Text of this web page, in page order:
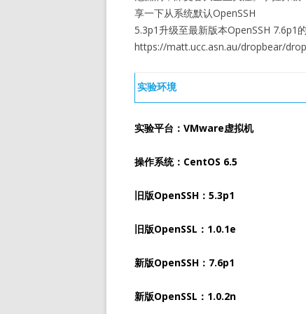
享一下从系统默认OpenSSH
5.3p1升级至最新版本OpenSSH 7.6p1
https://matt.ucc.asn.au/dropbear/
实验环境
实验平台：VMware虚拟机
操作系统：CentOS 6.5
旧版OpenSSH：5.3p1
旧版OpenSSL：1.0.1e
新版OpenSSH：7.6p1
新版OpenSSL：1.0.2n